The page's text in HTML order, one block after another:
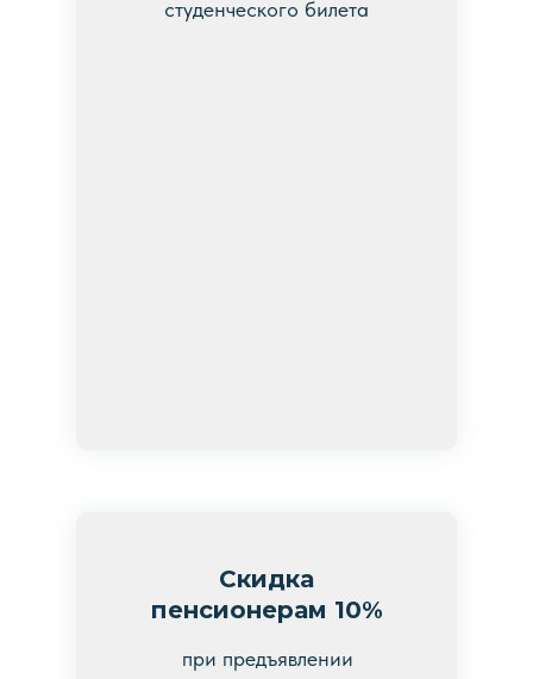
студенческого билета
Скидка
пенсионерам 10%
при предъявлении